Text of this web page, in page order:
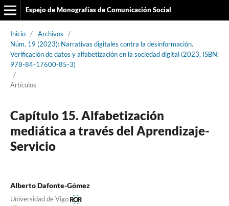
Espejo de Monografías de Comunicación Social
Inicio / Archivos
/
Núm. 19 (2023): Narrativas digitales contra la desinformación.
Verificación de datos y alfabetización en la sociedad digital (2023, ISBN:
978-84-17600-85-3)
/
Artículos
Capítulo 15. Alfabetización
mediática a través del Aprendizaje-
Servicio
Alberto Dafonte-Gómez
Universidad de Vigo